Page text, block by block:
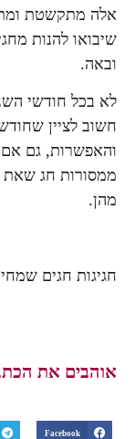
אלה מתקשטת
שיבואו להנות
ובאה.
לא בכל חודשי
חשוב לציין
והאפשרות, גם אם
ממסורות חג שאת
מהן.
חגיגות חגים
אוהבים את
Facebook